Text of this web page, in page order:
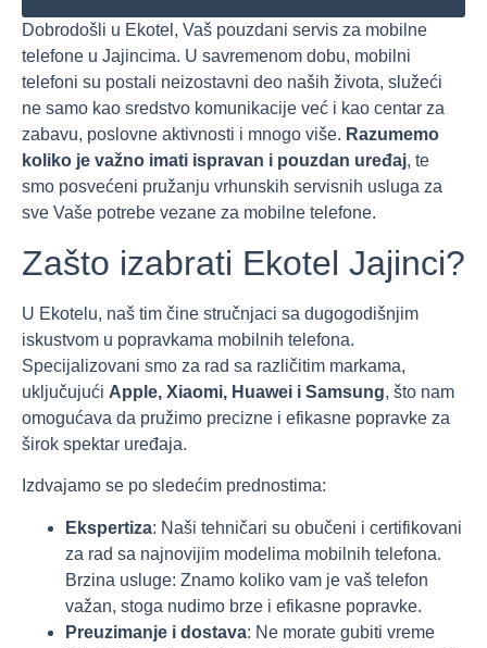
Dobrodošli u Ekotel, Vaš pouzdani servis za mobilne
telefone u Jajincima. U savremenom dobu, mobilni
telefoni su postali neizostavni deo naših života, služeći
ne samo kao sredstvo komunikacije već i kao centar za
zabavu, poslovne aktivnosti i mnogo više. Razumemo
koliko je važno imati ispravan i pouzdan uređaj, te
smo posvećeni pružanju vrhunskih servisnih usluga za
sve Vaše potrebe vezane za mobilne telefone.
Zašto izabrati Ekotel Jajinci?
U Ekotelu, naš tim čine stručnjaci sa dugogodišnjim
iskustvom u popravkama mobilnih telefona.
Specijalizovani smo za rad sa različitim markama,
uključujući Apple, Xiaomi, Huawei i Samsung, što nam
omogućava da pružimo precizne i efikasne popravke za
širok spektar uređaja.
Izdvajamo se po sledećim prednostima:
Ekspertiza: Naši tehničari su obučeni i certifikovani
za rad sa najnovijim modelima mobilnih telefona.
Brzina usluge: Znamo koliko vam je vaš telefon
važan, stoga nudimo brze i efikasne popravke.
Preuzimanje i dostava: Ne morate gubiti vreme